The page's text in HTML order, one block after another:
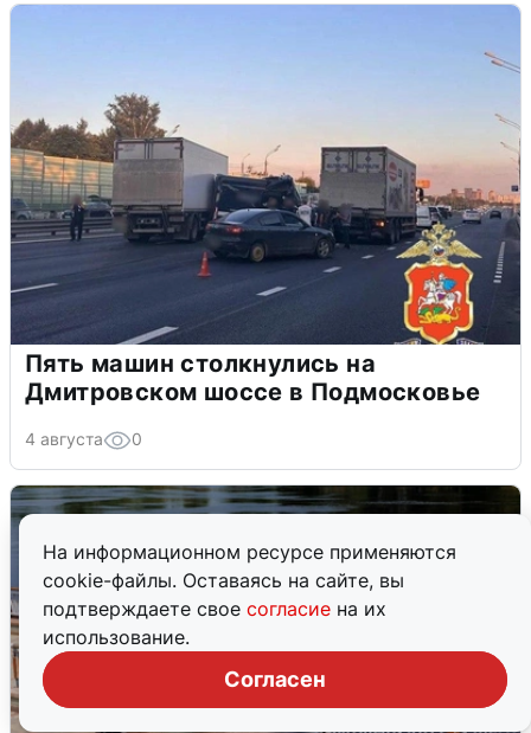
На информационном ресурсе применяются
cookie-файлы. Оставаясь на сайте, вы
подтверждаете свое согласие на их
использование.
Согласен
Пять машин столкнулись на
Дмитровском шоссе в Подмосковье
4 августа 0